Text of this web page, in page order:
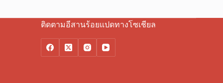
ติดตามอีสานร้อยแปดทางโซเชียล